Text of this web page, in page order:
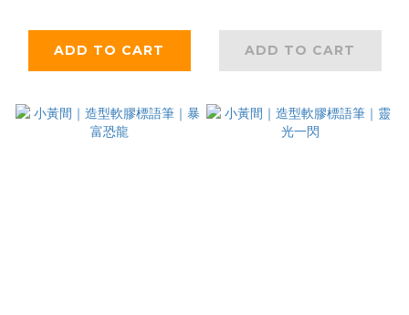
ADD TO CART ADD TO CART